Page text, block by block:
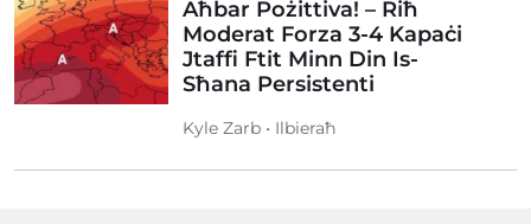
Aħbar Pożittiva! – Riħ
Moderat Forza 3-4 Kapaċi
Jtaffi Ftit Minn Din Is-
Sħana Persistenti
Kyle Zarb • Ilbieraħ